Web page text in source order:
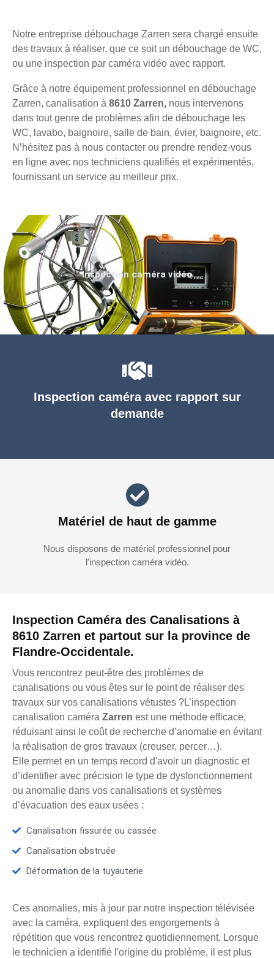
Notre entreprise débouchage Zarren sera chargé ensuite
des travaux à réaliser, que ce soit un débouchage de WC,
ou une inspection par caméra vidéo avec rapport.
Grâce à notre équipement professionnel en débouchage
Zarren, canalisation à 8610 Zarren, nous intervenons
dans tout genre de problèmes afin de débouchage les
WC, lavabo, baignoire, salle de bain, évier, baignoire, etc.
N’hésitez pas à nous contacter ou prendre rendez-vous
en ligne avec nos techniciens qualifiés et expérimentés,
fournissant un service au meilleur prix.
Inspection Caméra des Canalisations à
8610 Zarren et partout sur la province de
Flandre-Occidentale.
Vous rencontrez peut-être des problèmes de
canalisations ou vous êtes sur le point de réaliser des
travaux sur vos canalisations vétustes ?L’inspection
canalisation caméra Zarren est une méthode efficace,
réduisant ainsi le coût de recherche d’anomalie en évitant
la réalisation de gros travaux (creuser, percer…).
Elle permet en un temps record d'avoir un diagnostic et
d’identifier avec précision le type de dysfonctionnement
ou anomalie dans vos canalisations et systèmes
d’évacuation des eaux usées :
Canalisation fissurée ou cassée
Canalisation obstruée
Déformation de la tuyauterie
Ces anomalies, mis à jour par notre inspection télévisée
avec la caméra, expliquent des engorgements à
répétition que vous rencontrez quotidiennement. Lorsque
le technicien a identifié l'origine du problème, il est plus
Inspection caméra avec rapport sur
demande
Matériel de haut de gamme
Nous disposons de matériel professionnel pour
l'inspection caméra vidéo.
Inspection caméra vidéo